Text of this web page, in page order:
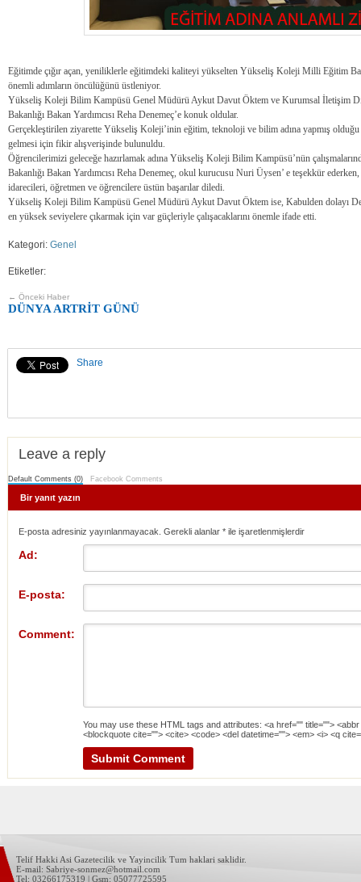
Eğitimde çığır açan, yeniliklerle eğitimdeki kaliteyi yükselten Yükseliş Koleji Milli Eğitim
önemli adımların öncülüğünü üstleniyor.
Yükseliş Koleji Bilim Kampüsü Genel Müdürü Aykut Davut Öktem ve Kurumsal İletişim
Bakanlığı Bakan Yardımcısı Reha Denemeç’e konuk oldular.
Gerçekleştirilen ziyarette Yükseliş Koleji’inin eğitim, teknoloji ve bilim adına yapmış
gelmesi için fikir alışverişinde bulunuldu.
Öğrencilerimizi geleceğe hazırlamak adına Yükseliş Koleji Bilim Kampüsü’nün
Bakanlığı Bakan Yardımcısı Reha Denemeç, okul kurucusu Nuri Üysen’ e teşekkür
idarecileri, öğretmen ve öğrencilere üstün başarılar diledi.
Yükseliş Koleji Bilim Kampüsü Genel Müdürü Aykut Davut Öktem ise, Kabulden dolayı
en yüksek seviyelere çıkarmak için var güçleriyle çalışacaklarını önemle ifade etti.
Kategori: Genel
Etiketler:
← Önceki Haber
DÜNYA ARTRİT GÜNÜ
Share
Leave a reply
Default Comments (0) Facebook Comments
Bir yanıt yazın
E-posta adresiniz yayınlanmayacak. Gerekli alanlar * ile işaretlenmişlerdir
Ad:
E-posta:
Comment:
You may use these HTML tags and attributes: <a href="" title="">
<blockquote cite=""> <cite> <code> <del datetime=""> <em> <i> <q
Telif Hakki Asi Gazetecilik ve Yayincilik Tum haklari saklidir.
E-mail: Sabriye-sonmez@hotmail.com
Tel: 03266175319 | Gsm: 05077725595